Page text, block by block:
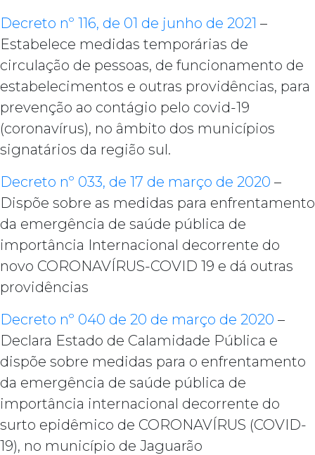
Decreto nº 116, de 01 de junho de 2021 –
Estabelece medidas temporárias de
circulação de pessoas, de funcionamento de
estabelecimentos e outras providências, para
prevenção ao contágio pelo covid-19
(coronavírus), no âmbito dos municípios
signatários da região sul.
Decreto nº 033, de 17 de março de 2020 –
Dispõe sobre as medidas para enfrentamento
da emergência de saúde pública de
importância Internacional decorrente do
novo CORONAVÍRUS-COVID 19 e dá outras
providências
Decreto nº 040 de 20 de março de 2020 –
Declara Estado de Calamidade Pública e
dispõe sobre medidas para o enfrentamento
da emergência de saúde pública de
importância internacional decorrente do
surto epidêmico de CORONAVÍRUS (COVID-
19), no município de Jaguarão